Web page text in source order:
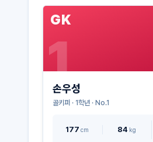
GK
1
손우성
골키퍼 · 1학년 · No.1
177 cm 84 kg